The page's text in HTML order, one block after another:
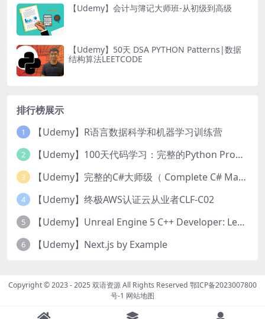
【Udemy】会计与簿记大师班-从初级到高级
【Udemy】50天 DSA PYTHON Patterns|数据
结构算法LEETCODE
排行榜展示
1 【Udemy】R语言数据科学和机器学习训练营
2 【Udemy】100天代码学习：完整的Python Pro训练课程
3 【Udemy】完整的C#大师级（ Complete C# Masterclass）
4 【Udemy】终极AWS认证云从业者CLF-C02
5 【Udemy】Unreal Engine 5 C++ Developer: Learn C++ & Make Video Games
6 【Udemy】Next.js by Example
Copyright © 2023 - 2025双语资源All Rights Reserved 鄂ICP备2023007800
号-1 网站地图